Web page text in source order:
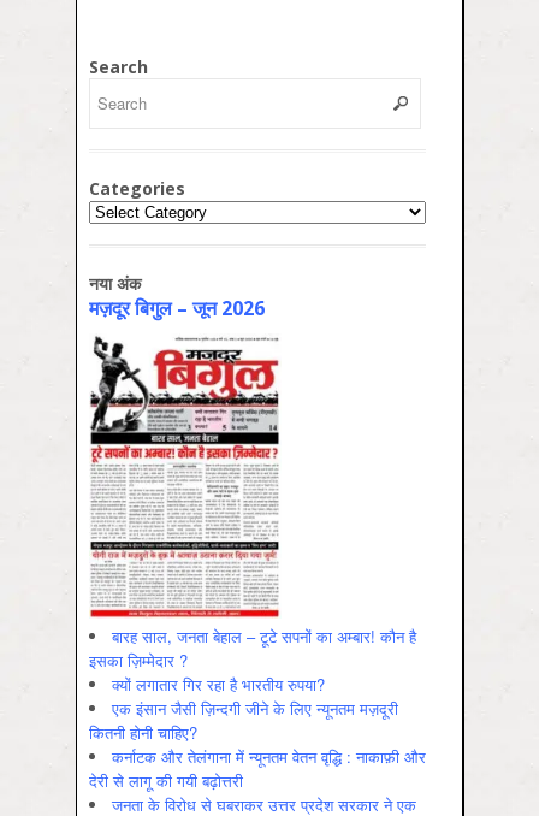
Search
Categories
Categories
नया अंक
मज़दूर बिगुल – जून 2026
बारह साल, जनता बेहाल – टूटे सपनों का अम्बार! कौन है
इसका ज़िम्मेदार ?
क्यों लगातार गिर रहा है भारतीय रुपया?
एक इंसान जैसी ज़िन्दगी जीने के लिए न्यूनतम मज़दूरी
कितनी होनी चाहिए?
कर्नाटक और तेलंगाना में न्यूनतम वेतन वृद्धि : नाकाफ़ी और
देरी से लागू की गयी बढ़ोत्तरी
जनता के विरोध से घबराकर उत्तर प्रदेश सरकार ने एक